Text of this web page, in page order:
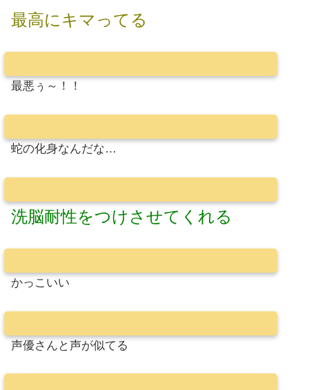
最高にキマってる
最悪ぅ～！！
蛇の化身なんだな…
洗脳耐性をつけさせてくれる
かっこいい
声優さんと声が似てる